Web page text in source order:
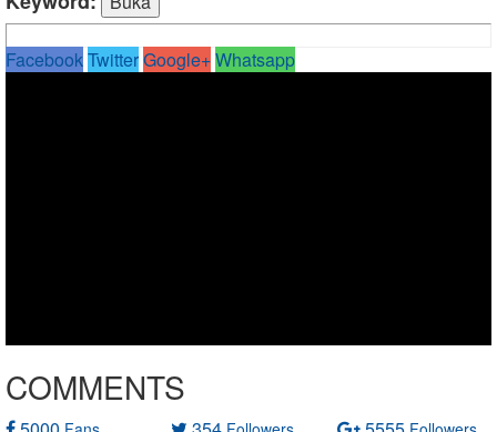
FacebookTwitterGoogle+Whatsapp
COMMENTS